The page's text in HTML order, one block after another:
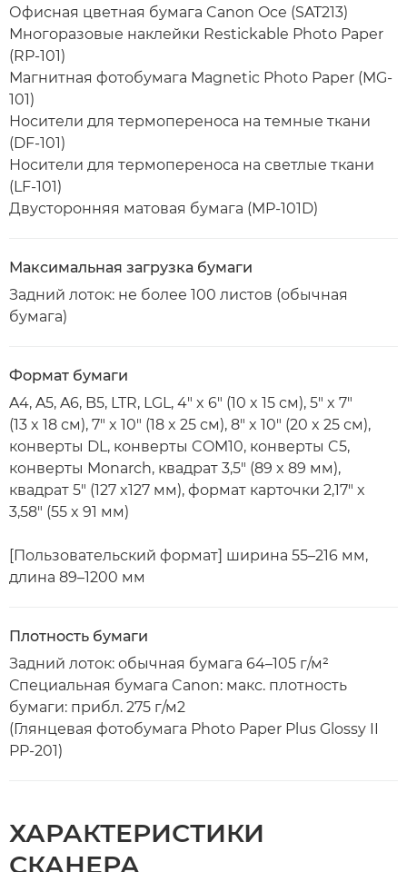
Офисная цветная бумага Canon Oce (SAT213)
Многоразовые наклейки Restickable Photo Paper
(RP-101)
Магнитная фотобумага Magnetic Photo Paper (MG-
101)
Носители для термопереноса на темные ткани
(DF-101)
Носители для термопереноса на светлые ткани
(LF-101)
Двусторонняя матовая бумага (MP-101D)
Максимальная загрузка бумаги
Задний лоток: не более 100 листов (обычная
бумага)
Формат бумаги
A4, A5, A6, B5, LTR, LGL, 4" x 6" (10 x 15 см), 5" x 7"
(13 x 18 см), 7" x 10" (18 x 25 см), 8" x 10" (20 x 25 см),
конверты DL, конверты COM10, конверты C5,
конверты Monarch, квадрат 3,5" (89 x 89 мм),
квадрат 5" (127 x127 мм), формат карточки 2,17" x
3,58" (55 x 91 мм)
[Пользовательский формат] ширина 55–216 мм,
длина 89–1200 мм
Плотность бумаги
Задний лоток: обычная бумага 64–105 г/м²
Специальная бумага Canon: макс. плотность
бумаги: прибл. 275 г/м2
(Глянцевая фотобумага Photo Paper Plus Glossy II
PP-201)
ХАРАКТЕРИСТИКИ
СКАНЕРА